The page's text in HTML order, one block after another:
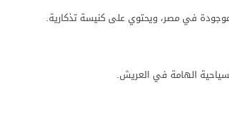
في مصر، ويحتوي على كنيسة تذكارية.
الهامة في العريش.